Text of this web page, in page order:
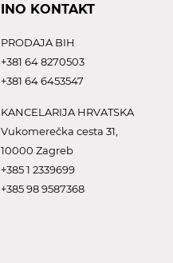
INO KONTAKT
PRODAJA BIH
+381 64 8270503
+381 64 6453547
KANCELARIJA HRVATSKA
Vukomerečka cesta 31,
10000 Zagreb
+385 1 2339699
+385 98 9587368